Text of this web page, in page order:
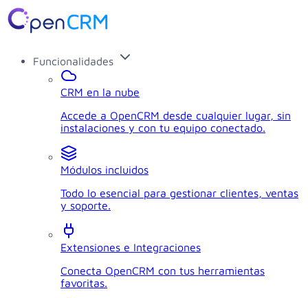
Funcionalidades
CRM en la nube
Accede a OpenCRM desde cualquier lugar, sin
instalaciones y con tu equipo conectado.
Módulos incluidos
Todo lo esencial para gestionar clientes, ventas
y soporte.
Extensiones e Integraciones
Conecta OpenCRM con tus herramientas
favoritas.